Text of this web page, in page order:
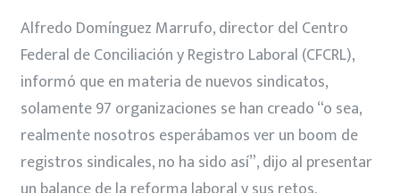
Alfredo Domínguez Marrufo, director del Centro
Federal de Conciliación y Registro Laboral (CFCRL),
informó que en materia de nuevos sindicatos,
solamente 97 organizaciones se han creado “o sea,
realmente nosotros esperábamos ver un boom de
registros sindicales, no ha sido así”, dijo al presentar